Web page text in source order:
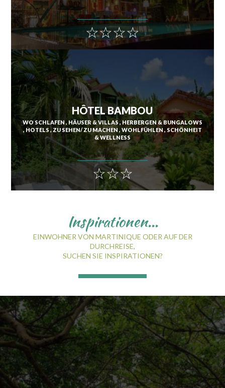
☆☆☆☆
HÔTEL BAMBOU
☆☆☆
WO SCHLAFEN HÄUSER & VILLAS HERBERGEN & BUNGALOWS
HOTELS
ZU SEHEN/ ZU MACHEN WOHLFÜHLEN
SCHÖNHEIT
& WELLNESS
Inspirationen...
EINWOHNER VON MARTINIQUE ODER AUF DER
DURCHREISE,
SUCHEN SIE INSPIRATIONEN?